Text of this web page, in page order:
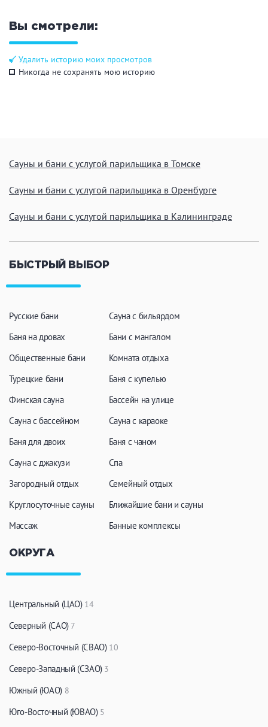
Вы смотрели:
Удалить историю моих просмотров
Никогда не сохранять мою историю
Сауны и бани с услугой парильщика в Томске
Сауны и бани с услугой парильщика в Оренбурге
Сауны и бани с услугой парильщика в Калининграде
БЫСТРЫЙ ВЫБОР
Русские бани
Баня на дровах
Общественные бани
Турецкие бани
Финская сауна
Сауна с бассейном
Баня для двоих
Сауна с джакузи
Загородный отдых
Круглосуточные сауны
Массаж
Сауна с бильярдом
Бани с мангалом
Комната отдыха
Баня с купелью
Бассейн на улице
Сауна с караоке
Баня с чаном
Спа
Семейный отдых
Ближайшие бани и сауны
Банные комплексы
ОКРУГА
Центральный (ЦАО) 14
Северный (САО) 7
Северо-Восточный (СВАО) 10
Северо-Западный (СЗАО) 3
Южный (ЮАО) 8
Юго-Восточный (ЮВАО) 5